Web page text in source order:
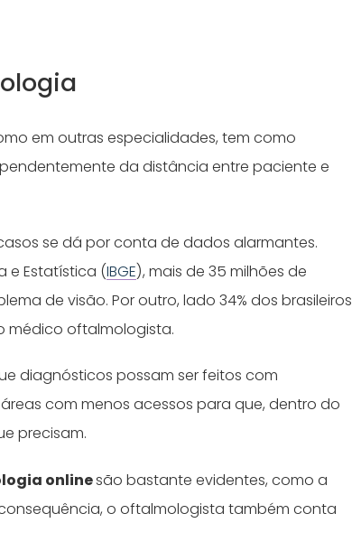
em outras especialidades, tem como
da distância entre paciente e
se dá por conta de dados alarmantes.
e Estatística (IBGE), mais de 35 milhões de
de visão. Por outro, lado 34% dos brasileiros
médico oftalmologista.
diagnósticos possam ser feitos com
com menos acessos para que, dentro do
precisam.
onlinesão bastante evidentes, como a
o oftalmologista também conta